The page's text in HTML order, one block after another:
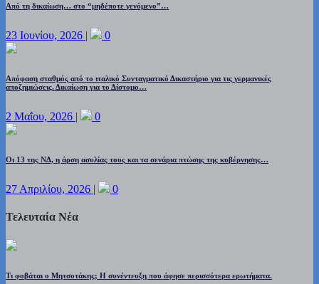
Από τη δικαίωση… στο “μηδέποτε γενόμενο”…
23 Ιουνίου, 2026 | 0
Απόφαση σταθμός από το ιταλικό Συνταγματικό Δικαστήριο για τις γερμανικές
αποζημιώσεις. Δικαίωση για το Δίστομο…
2 Μαΐου, 2026 | 0
Οι 13 της ΝΔ, η άρση ασυλίας τους και τα σενάρια πτώσης της κυβέρνησης…
27 Απριλίου, 2026 | 0
Τελευταία Νέα
Τι φοβάται ο Μητσοτάκης; Η συνέντευξη που άφησε περισσότερα ερωτήματα.